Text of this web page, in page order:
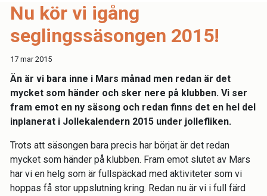
Nu kör vi igång
seglingssäsongen 2015!
17 mar 2015
Än är vi bara inne i Mars månad men redan är det
mycket som händer och sker nere på klubben. Vi ser
fram emot en ny säsong och redan finns det en hel del
inplanerat i Jollekalendern 2015 under jollefliken.
Trots att säsongen bara precis har börjat är det redan
mycket som händer på klubben. Fram emot slutet av Mars
har vi en helg som är fullspäckad med aktiviteter som vi
hoppas få stor uppslutning kring. Redan nu är vi i full färd